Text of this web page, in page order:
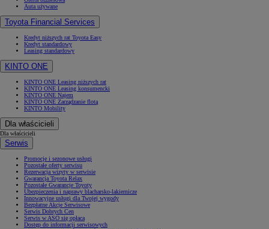
Auta używane
Toyota Financial Services
Kredyt niższych rat Toyota Easy
Kredyt standardowy
Leasing standardowy
KINTO ONE
KINTO ONE Leasing niższych rat
KINTO ONE Leasing konsumencki
KINTO ONE Najem
KINTO ONE Zarządzanie flotą
KINTO Mobility
Dla właścicieli
Dla właścicieli
Serwis
Promocje i sezonowe usługi
Pozostałe oferty serwisu
Rezerwacja wizyty w serwisie
Gwarancja Toyota Relax
Pozostałe Gwarancje Toyoty
Ubezpieczenia i naprawy blacharsko-lakiernicze
Innowacyjne usługi dla Twojej wygody
Bezpłatne Akcje Serwisowe
Serwis Dobrych Cen
Serwis w ASO się opłaca
Dostęp do informacji serwisowych